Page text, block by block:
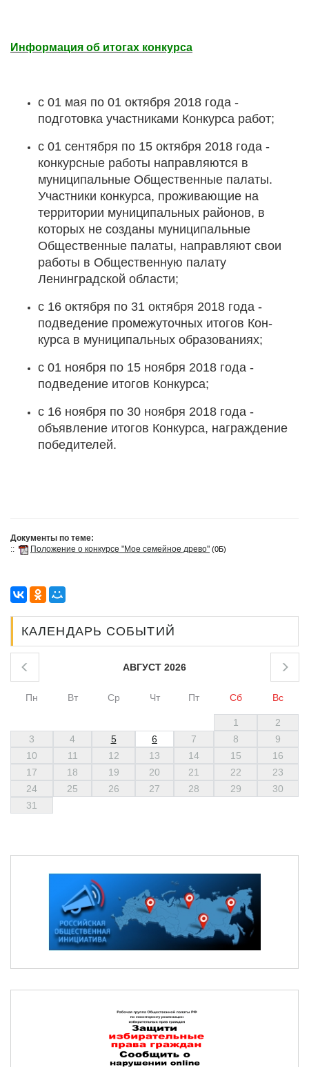
Информация об итогах конкурса
с 01 мая по 01 октября 2018 года -
подготовка участниками Конкурса работ;
с 01 сентября по 15 октября 2018 года -
конкурсные работы направляются в
муниципальные Общественные пала­ты.
Участники конкурса, проживающие на
территории муниципальных райо­нов, в
которых не созданы муниципальные
Общественные пала­ты, направляют свои
работы в Общественную палату
Ленинградской области;
с 16 октября по 31 октября 2018 года -
подведение промежуточных итогов Кон­
курса в муниципальных образованиях;
с 01 ноября по 15 ноября 2018 года -
подведение итогов Конкурса;
с 16 ноября по 30 ноября 2018 года -
объявление итогов Конкурса, награждение
победителей.
Документы по теме:
::
Положение о конкурсе "Мое семейное древо" (0Б)
КАЛЕНДАРЬ СОБЫТИЙ
АВГУСТ 2026
Пн Вт Ср Чт Пт Сб Вс
1
2
3
4 5 6 7 8
9
10
11 12 13 14 15
16
17
18 19 20 21 22
23
24
25 26 27 28 29
30
31